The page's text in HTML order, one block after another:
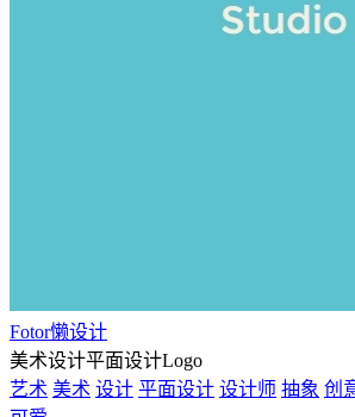
Fotor懒设计
美术设计平面设计Logo
艺术 美术 设计 平面设计 设计师 抽象 创